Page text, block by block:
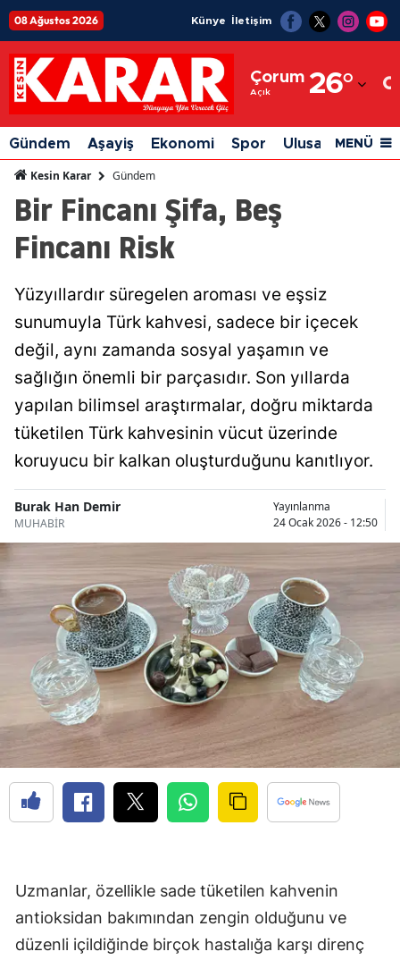
08 Ağustos 2026 Künye İletişim
Çorum
Açık 26°
Adıyaman
Afyonkarahisar
Ağrı
Amasya
Artvin
Aydın
Balıkesir
Bilecik
Bingöl
Bitlis
Bolu
Burdur
Bursa
Çanakkale
Çankırı
Çorum
Denizli
Diyarbakır
Edirne
Erzincan
Erzurum
Gündem Aşayiş Ekonomi Spor Ulusal Siyaset
MENÜ
Kesin Karar Gündem
Bir Fincanı Şifa, Beş
Fincanı Risk
Yüzyıllardır süregelen aroması ve eşsiz
sunumuyla Türk kahvesi, sadece bir içecek
değil, aynı zamanda sosyal yaşamın ve
sağlığın önemli bir parçasıdır. Son yıllarda
yapılan bilimsel araştırmalar, doğru miktarda
tüketilen Türk kahvesinin vücut üzerinde
koruyucu bir kalkan oluşturduğunu kanıtlıyor.
Burak Han Demir
MUHABİR
Yayınlanma
24 Ocak 2026 - 12:50
Uzmanlar, özellikle sade tüketilen kahvenin
antioksidan bakımından zengin olduğunu ve
düzenli içildiğinde birçok hastalığa karşı direnç